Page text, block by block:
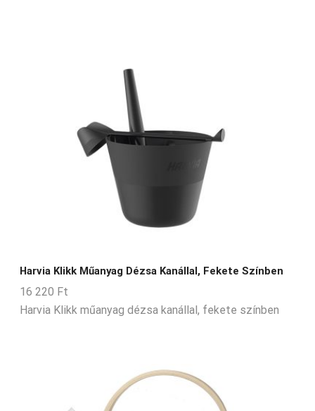
Harvia Klikk Műanyag Dézsa Kanállal, Fekete Színben
16 220 Ft
Harvia Klikk műanyag dézsa kanállal, fekete színben